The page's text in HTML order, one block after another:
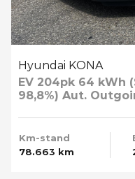
Hyundai KONA
EV 204pk 64 kWh
98,8%) Aut.
Km-stand
78.663 km